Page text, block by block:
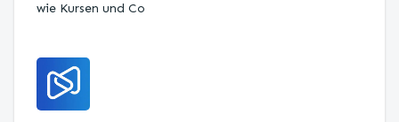
wie Kursen und Co